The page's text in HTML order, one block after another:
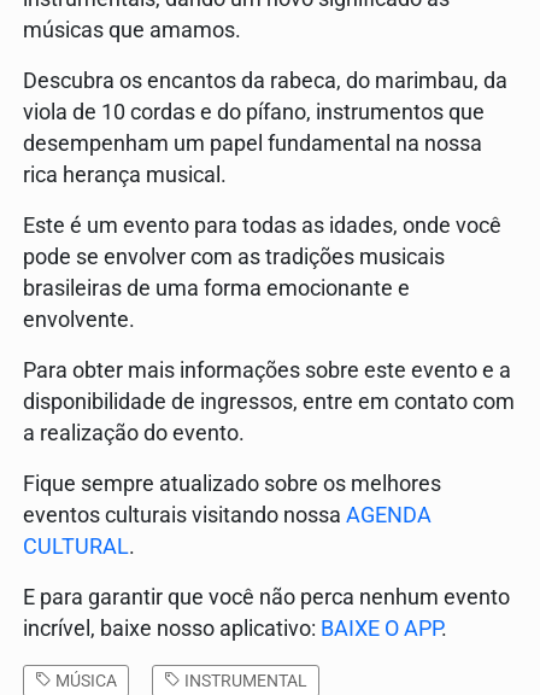
músicas que amamos.
Descubra os encantos da rabeca, do marimbau, da
viola de 10 cordas e do pífano, instrumentos que
desempenham um papel fundamental na nossa
rica herança musical.
Este é um evento para todas as idades, onde você
pode se envolver com as tradições musicais
brasileiras de uma forma emocionante e
envolvente.
Para obter mais informações sobre este evento e a
disponibilidade de ingressos, entre em contato com
a realização do evento.
Fique sempre atualizado sobre os melhores
eventos culturais visitando nossa AGENDA
CULTURAL.
E para garantir que você não perca nenhum evento
incrível, baixe nosso aplicativo: BAIXE O APP.
MÚSICA INSTRUMENTAL